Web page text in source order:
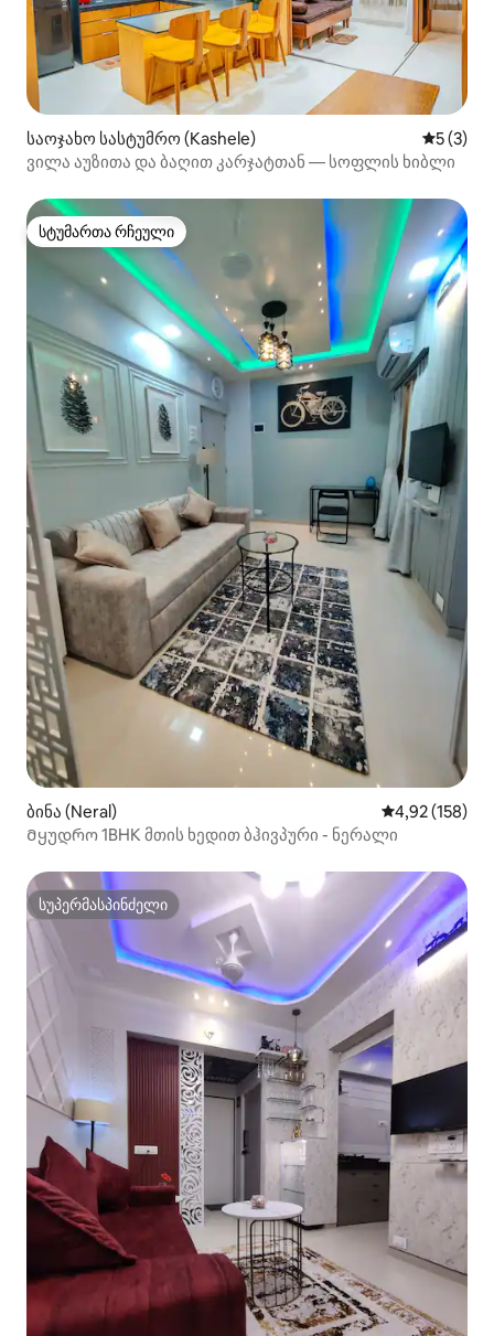
საოჯახო სასტუმრო (Kashele)
5 (3)
ვილა აუზითა და ბაღით კარჯატთან — სოფლის ხიბლი
სტუმართა რჩეული
სტუმართა რჩეული
ბინა (Neral) საშუალო
4,92 (158)
Მყუდრო 1BHK მთის ხედით ბჰივპური - ნერალი
სუპერმასპინძელი
სუპერმასპინძელი